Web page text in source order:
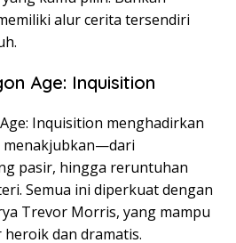
alur cerita tersendiri
Age: Inquisition
Inquisition menghadirkan
menakjubkan—dari
pasir, hingga reruntuhan
Semua ini diperkuat dengan
Trevor Morris, yang mampu
dan dramatis.